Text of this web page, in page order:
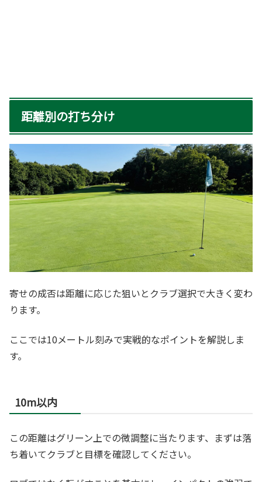
距離別の打ち分け
寄せの成否は距離に応じた狙いとクラブ選択で大きく変わ
ります。
ここでは10メートル刻みで実戦的なポイントを解説しま
す。
10m以内
この距離はグリーン上での微調整に当たります、まずは落
ち着いてクラブと目標を確認してください。